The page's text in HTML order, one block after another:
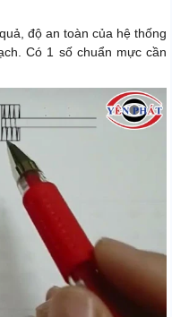
độ an toàn của hệ thống
Có 1 số chuẩn mực cần